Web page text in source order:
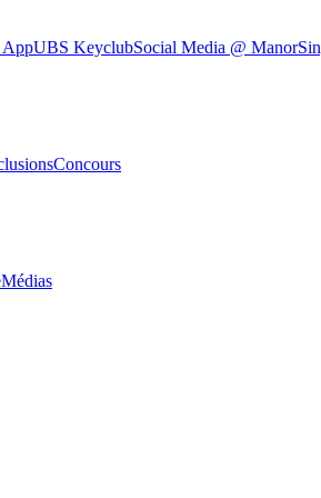
AppUBS KeyclubSocial Media @ Manor
Concours
Médias